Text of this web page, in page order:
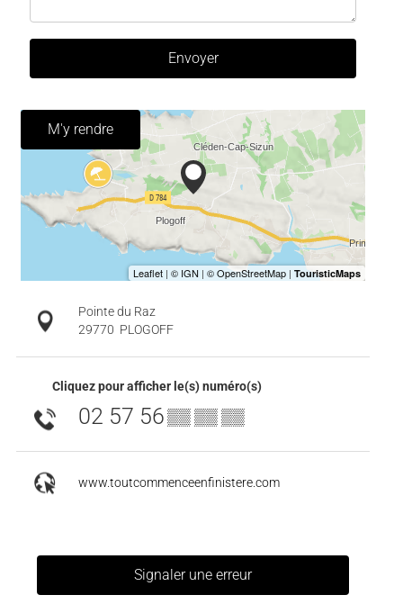
Envoyer
M'y rendre
Pointe du Raz
29770 PLOGOFF
Cliquez pour afficher le(s) numéro(s)
02 57 56▒▒ ▒▒ ▒▒
www.toutcommenceenfinistere.com
Signaler une erreur